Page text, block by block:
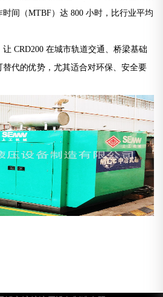
间（MTBF）达 800 小时，比行业平均
CRD200 在城市轨道交通、桥梁基础
代的优势，尤其适合对环保、安全要